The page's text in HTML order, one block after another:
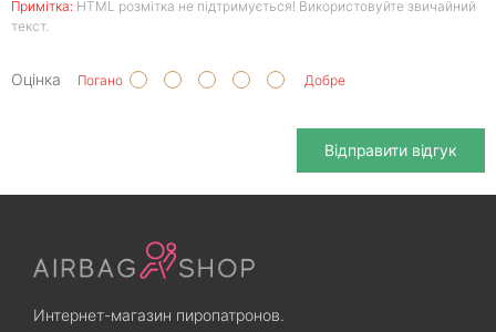
Примітка: HTML розмітка не підтримується! Використовуйте звичайний
текст.
Оцінка Погано Добре
Відправити відгук
Интернет-магазин пиропатронов.